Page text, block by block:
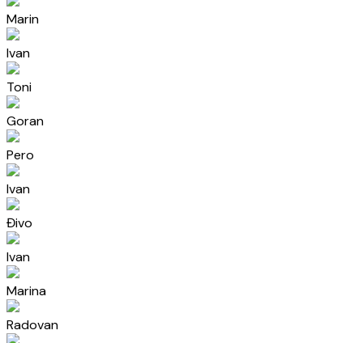
Marin
Ivan
Toni
Goran
Pero
Ivan
Đivo
Ivan
Marina
Radovan